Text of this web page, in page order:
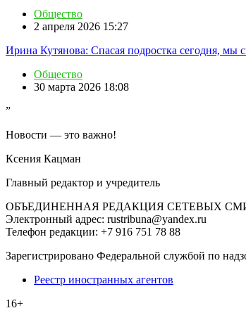
Общество
2 апреля 2026 15:27
Ирина Кутянова: Спасая подростка сегодня, мы
Общество
30 марта 2026 18:08
”
Новости — это важно!
Ксения Кацман
Главный редактор и учредитель
ОБЪЕДИНЕННАЯ РЕДАКЦИЯ СЕТЕВЫХ
Электронный адрес: rustribuna@yandex.ru
Телефон редакции: +7 916 751 78 88
Зарегистрировано Федеральной службой по
Реестр иностранных агентов
16+